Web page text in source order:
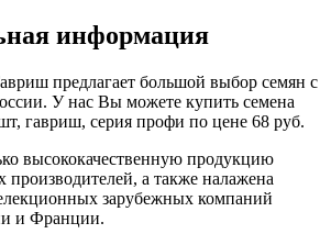
информация
предлагает большой выбор семян с
У нас Вы можете купить семена
гавриш, серия профи по цене 68 руб.
высококачественную продукцию
производителей, а также налажена
зарубежных компаний
и Франции.